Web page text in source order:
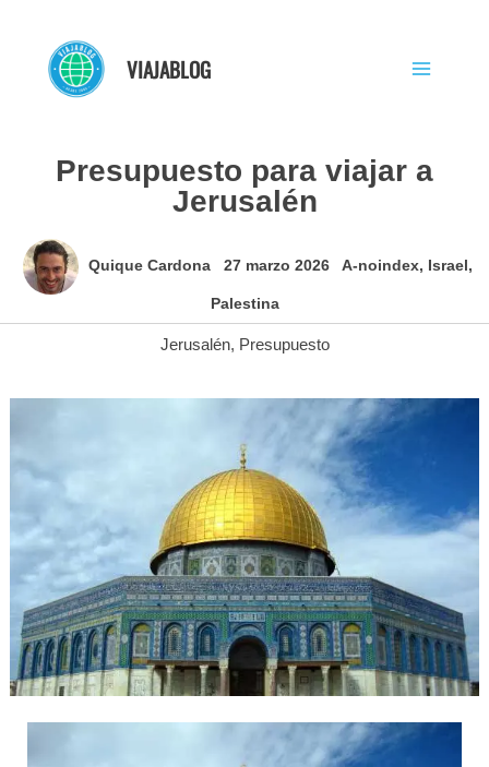
contenido
VIAJABLOG
Presupuesto para viajar a
Jerusalén
Quique Cardona 27 marzo 2026 A-noindex, Israel,
Palestina
Jerusalén, Presupuesto